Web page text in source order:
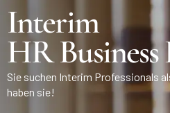
Interim
HR Business
Sie suchen Interim Professionals
haben sie!